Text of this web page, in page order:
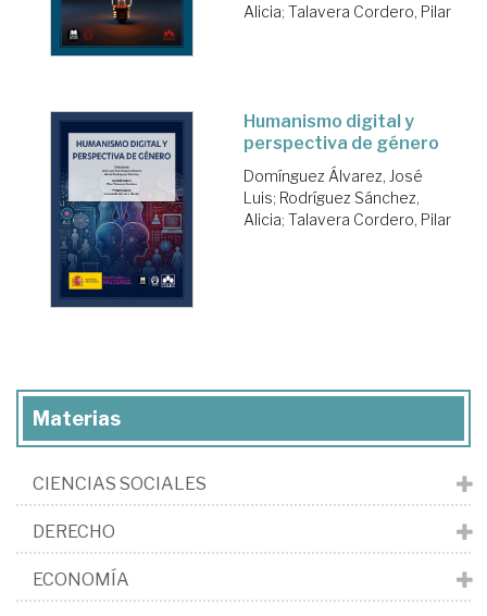
Alicia; Talavera Cordero, Pilar
Humanismo digital y
perspectiva de género
Domínguez Álvarez, José
Luis; Rodríguez Sánchez,
Alicia; Talavera Cordero, Pilar
Materias
CIENCIAS SOCIALES
DERECHO
ECONOMÍA